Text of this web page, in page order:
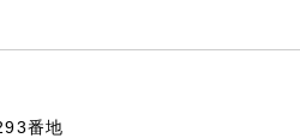
番地